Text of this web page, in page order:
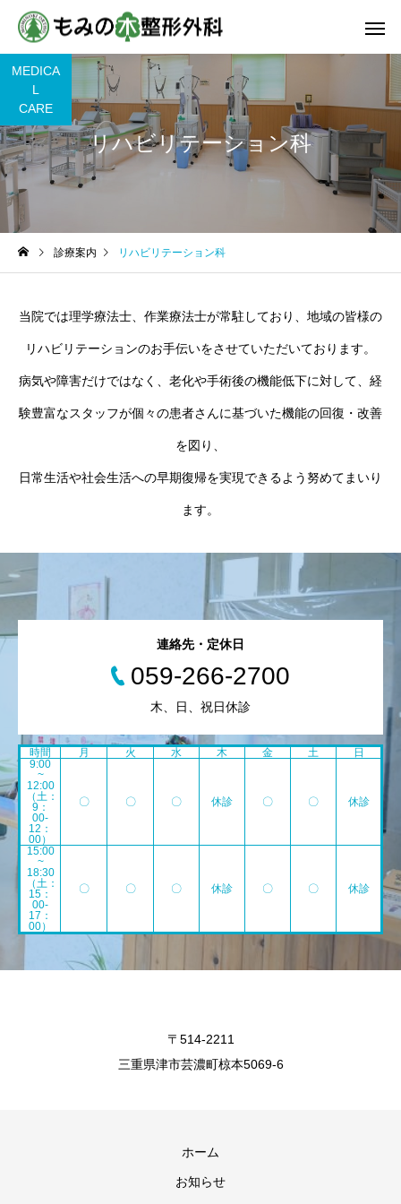
リウマ
骨粗鬆症治療
ション
リハビリテーション科
MEDICA
L
CARE
診療案内 リハビリテーション科
当院では理学療法士、作業療法士が常駐しており、地域の皆様の
リハビリテーションのお手伝いをさせていただいております。
病気や障害だけではなく、老化や手術後の機能低下に対して、経
験豊富なスタッフが個々の患者さんに基づいた機能の回復・改善
を図り、
日常生活や社会生活への早期復帰を実現できるよう努めてまいり
ます。
連絡先・定休日
059-266-2700
木、日、祝日休診
時間 月 火 水 木 金 土
日
9:00
~
12:00
（土：
9：
00-
12：
00）
〇 〇 〇 休診 〇 〇 休診
15:00
~
18:30
（土：
15：
00-
17：
00）
〇 〇 〇 休診 〇 〇 休診
〒514-2211
三重県津市芸濃町椋本5069-6
ホーム
お知らせ